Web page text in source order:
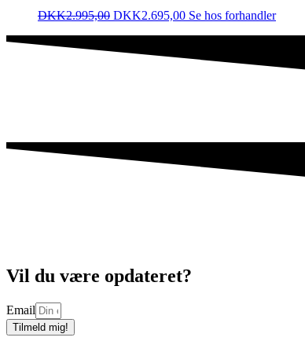
DKK2.995,00 DKK2.695,00 Se hos forhandler
Vil du være opdateret?
Email
Tilmeld mig!